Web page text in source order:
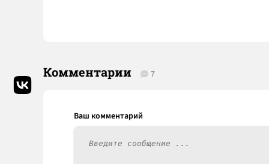
Комментарии 7